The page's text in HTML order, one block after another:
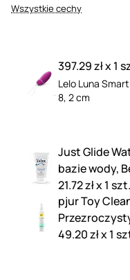
Wszystkie cechy
397.29 zł x 1
Lelo Luna
8, 2 cm
Just Glide
bazie wody,
21.72 zł x 1 szt.
pjur Toy
49.20 zł x 1